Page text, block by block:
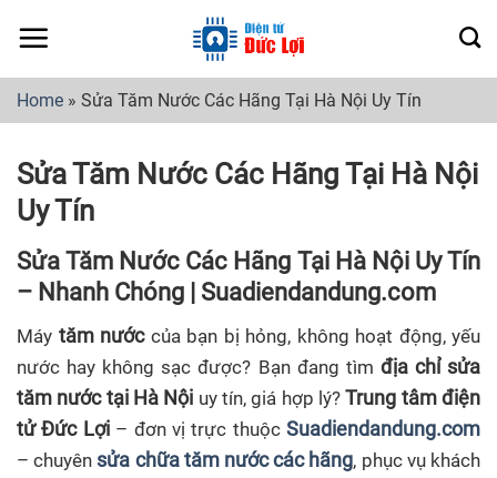
Home » Sửa Tăm Nước Các Hãng Tại Hà Nội Uy Tín
Sửa Tăm Nước Các Hãng Tại Hà Nội
Uy Tín
Sửa Tăm Nước Các Hãng Tại Hà Nội Uy Tín
– Nhanh Chóng | Suadiendandung.com
Máy tăm nướccủa bạn bị hỏng, không hoạt động, yếu
nước hay không sạc được? Bạn đang tìm địa chỉ sửa
tăm nước tại Hà Nội uy tín, giá hợp lý?Trung tâm điện
tử Đức Lợi– đơn vị trực thuộc Suadiendandung.com
– chuyên sửa chữa tăm nước các hãng, phục vụ khách